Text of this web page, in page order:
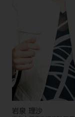
岩泉 理沙